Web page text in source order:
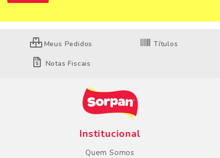
Meus Pedidos Títulos
Notas Fiscais
Institucional
Quem Somos